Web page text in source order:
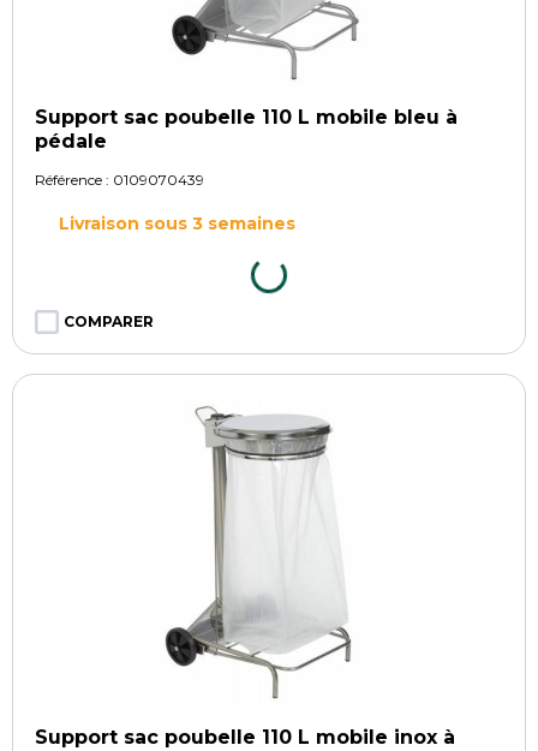
Support sac poubelle 110 L mobile bleu à
pédale
Référence : 0109070439
Livraison sous 3 semaines
COMPARER
Support sac poubelle 110 L mobile inox à